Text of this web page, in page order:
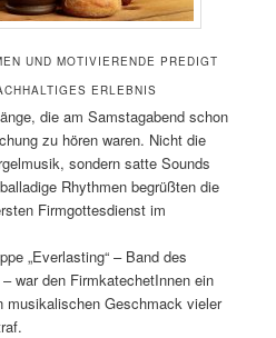
UND MOTIVIERENDE PREDIGT
ERLEBNIS
die am Samstagabend schon
zu hören waren. Nicht die
sondern satte Sounds
Rhythmen begrüßten die
Firmgottesdienst im
„Everlasting“ – Band des
war den FirmkatechetInnen ein
musikalischen Geschmack vieler